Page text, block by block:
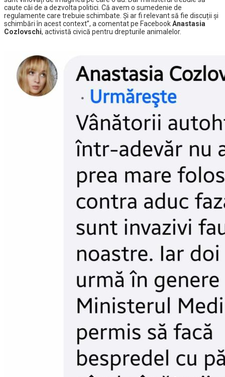
caute căi de a dezvolta politici. Că avem o sumedenie de
regulamente care trebuie schimbate. Şi ar fi relevant să fie discuții şi
schimbări în acest context”, a comentat pe FacebookAnastasia
Cozlovschi, activistă civică pentru drepturile animalelor.